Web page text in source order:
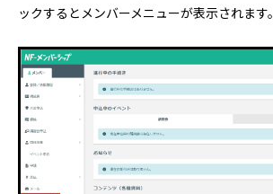
ックするとメンバーメニューが表示されます。